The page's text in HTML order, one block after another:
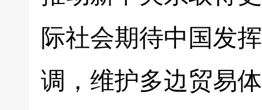
际社会期待中国发
调，维护多边贸易